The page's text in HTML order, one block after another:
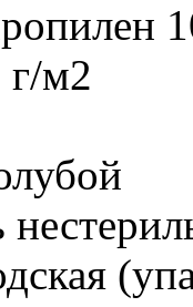
г/м2